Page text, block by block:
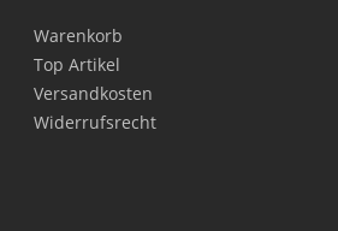
Warenkorb
Top Artikel
Versandkosten
Widerrufsrecht